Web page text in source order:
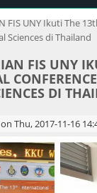
FIS UNY Ikuti The
Sciences di Thailand
FIS UNY
DI
on Thu, 2017-11-16